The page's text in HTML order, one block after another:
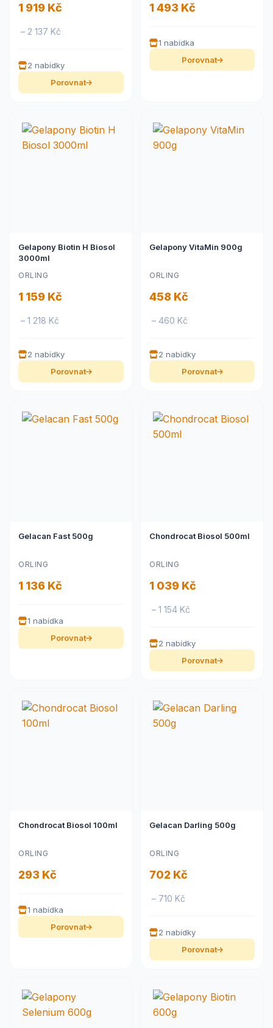
1 919 Kč
– 2 137 Kč
2 nabídky
Porovnat
1 493 Kč
1 nabídka
Porovnat
Gelapony Biotin H Biosol
3000ml
ORLING
1 159 Kč
– 1 218 Kč
2 nabídky
Porovnat
Gelapony VitaMin 900g
ORLING
458 Kč
– 460 Kč
2 nabídky
Porovnat
Gelacan Fast 500g
ORLING
1 136 Kč
1 nabídka
Porovnat
Chondrocat Biosol 500ml
ORLING
1 039 Kč
– 1 154 Kč
2 nabídky
Porovnat
Chondrocat Biosol 100ml
ORLING
293 Kč
1 nabídka
Porovnat
Gelacan Darling 500g
ORLING
702 Kč
– 710 Kč
2 nabídky
Porovnat